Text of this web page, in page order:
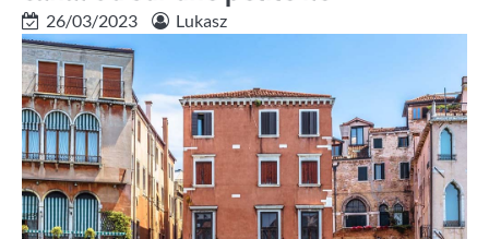
26/03/2023 Lukasz